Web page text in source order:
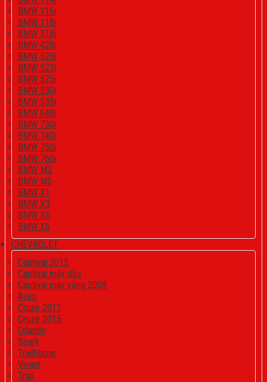
BMW 116i
BMW 118i
BMW 318i
BMW 428i
BMW 520i
BMW 523i
BMW 525i
BMW 530i
BMW 535i
BMW 640i
BMW 730i
BMW 740i
BMW 750i
BMW 760i
BMW M3
BMW M5
BMW X1
BMW X3
BMW X5
BMW X6
CHEVROLET
Captival 2015
Captival máy dầu
Captival máy xăng 2008
Aveo
Cruze 2011
Cruze 2015
Orlando
Spark
Trailblazer
Vivant
Trax